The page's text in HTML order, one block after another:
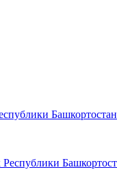
Башкортостан